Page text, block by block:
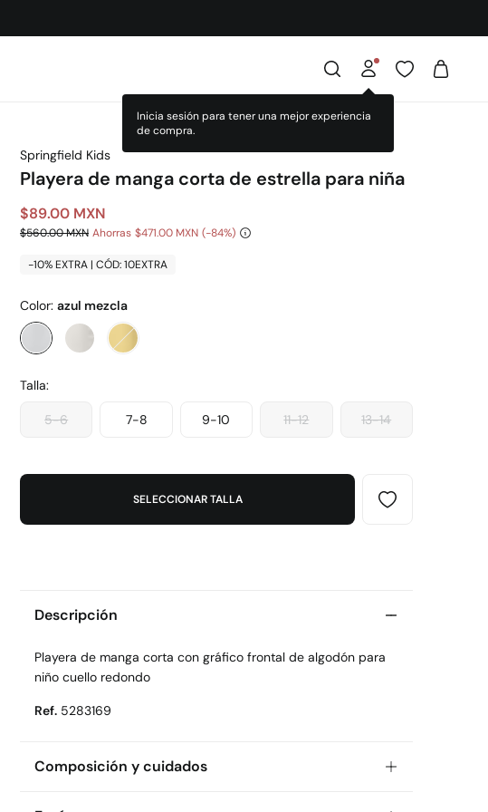
Springfield Kids
Playera de manga corta de estrella para niña
$89.00 MXN
$560.00 MXN Ahorras $471.00 MXN 84
-10% EXTRA | CÓD: 10EXTRA
Color: azul mezcla
Talla:
5-6 7-8 9-10 11-12 13-14
SELECCIONAR TALLA
Descripción
Playera de manga corta con gráfico frontal de algodón para
niño cuello redondo
Ref. 5283169
Composición y cuidados
Composición